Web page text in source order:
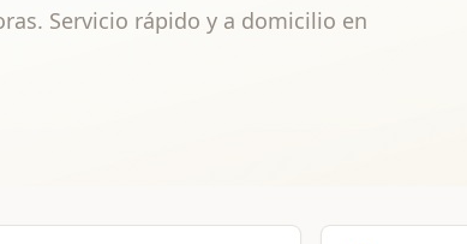
Servicio rápido y a domicilio en